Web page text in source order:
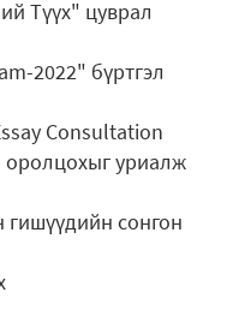
Түүх" цуврал
2022" бүртгэл
Consultation
оролцохыг уриалж
гишүүдийн сонгон